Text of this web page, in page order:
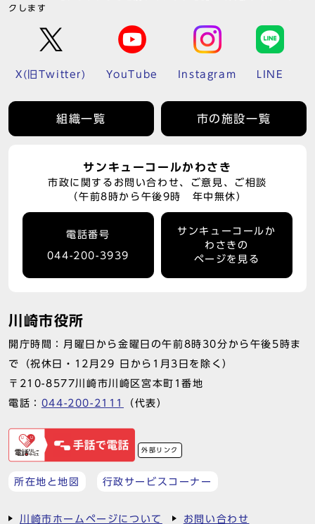
クします
X(旧Twitter) YouTube Instagram LINE
組織一覧 市の施設一覧
サンキューコールかわさき
市政に関するお問い合わせ、ご意見、ご相談
（午前8時から午後9時 年中無休）
電話番号
044-200-3939
サンキューコールか
わさきの
ページを見る
川崎市役所
開庁時間：月曜日から金曜日の午前8時30分から午後5時ま
で（祝休日・12月29 日から1月3日を除く）
〒210-8577川崎市川崎区宮本町1番地
電話： 044-200-2111 （代表）
外部リンク
所在地と地図 行政サービスコーナー
川崎市ホームページについて お問い合わせ